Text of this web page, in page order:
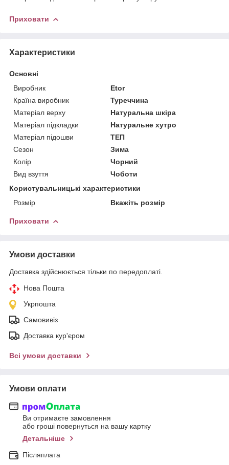
Приховати
Характеристики
Основні
Виробник
Etor
Країна виробник
Туреччина
Матеріал верху
Натуральна шкіра
Матеріал підкладки
Натуральне хутро
Матеріал підошви
ТЕП
Сезон
Зима
Колір
Чорний
Вид взуття
Чоботи
Користувальницькі характеристики
Розмір
Вкажіть розмір
Приховати
Умови доставки
Доставка здійснюється тільки по передоплаті.
Нова Пошта
Укрпошта
Самовивіз
Доставка кур'єром
Всі умови доставки
Умови оплати
Ви отримаєте замовлення
або гроші повернуться на вашу картку
Детальніше
Післяплата